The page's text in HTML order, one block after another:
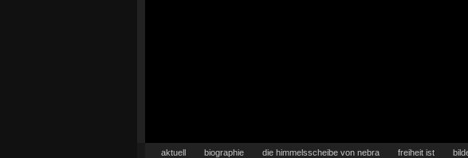
aktuell biographie die himmelsscheibe von nebra freiheit ist